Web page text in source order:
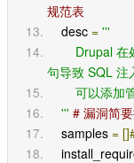
规范表
    desc
= '''
句导致 SQL 注
可
    '''
# 漏洞简
    samples
=